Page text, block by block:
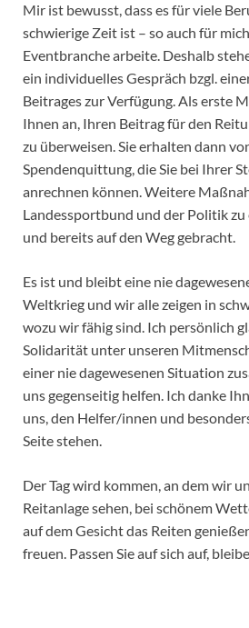
Mir ist bewusst, dass es für viele
schwierige Zeit ist – so auch für
Eventbranche arbeite. Deshalb
ein individuelles Gespräch bzgl.
Beitrages zur Verfügung. Als erste
Ihnen an, Ihren Beitrag für den
zu überweisen. Sie erhalten dann
Spendenquittung, die Sie bei Ihrer
anrechnen können. Weitere
Landessportbund und der Politik
und bereits auf den Weg gebracht.
Es ist und bleibt eine nie
Weltkrieg und wir alle zeigen in
wozu wir fähig sind. Ich persönlich
Solidarität unter unseren
einer nie dagewesenen Situation
uns gegenseitig helfen. Ich danke
uns, den Helfer/innen und
Seite stehen.
Der Tag wird kommen, an dem wir
Reitanlage sehen, bei schönem
auf dem Gesicht das Reiten
freuen. Passen Sie auf sich auf,